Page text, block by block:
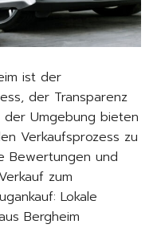
ist der
der Transparenz
Umgebung bieten
Verkaufsprozess zu
Bewertungen und
zum
Lokale
Bergheim